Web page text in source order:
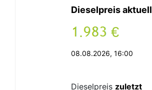
Dieselpreis aktuell
. €
08.08.2026, 16:00
Dieselpreis zuletzt